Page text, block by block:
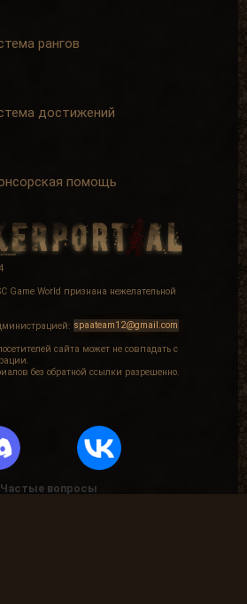
рангов
достижений
помощь
Game World признана нежелательной
spaateam12@gmail.com
сайта может не совпадать с
без обратной ссылки разрешенно.
Частые вопросы